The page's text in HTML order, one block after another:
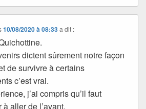
10/08/2020 à 08:33 a dit :
dictent sûrement notre façon
de survivre à certains
c’est vrai.
j’ai compris qu’il faut
aller de l’avant.